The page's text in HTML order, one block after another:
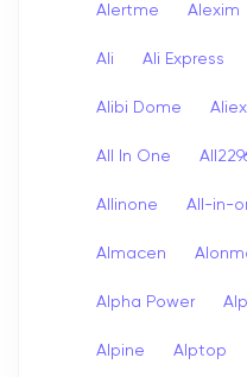
Alertme Alexim
Ali Ali Express
Alibi Dome
All In One
Allinone All-in-
Almacen
Alpha Power
Alpine Alptop